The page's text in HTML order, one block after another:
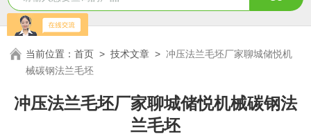
当前位置：首页 >技术文章 >冲压法兰毛坯厂家聊城储悦机
械碳钢法兰毛坯
冲压法兰毛坯厂家聊城储悦机械碳钢法
兰毛坯